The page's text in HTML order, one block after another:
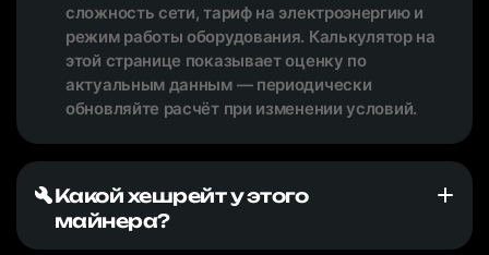
сложность сети, тариф на электроэнергию и
режим работы оборудования. Калькулятор на
этой странице показывает оценку по
актуальным данным — периодически
обновляйте расчёт при изменении условий.
Какой хешрейт у этого
майнера?